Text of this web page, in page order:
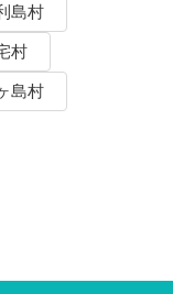
島村
村
島村